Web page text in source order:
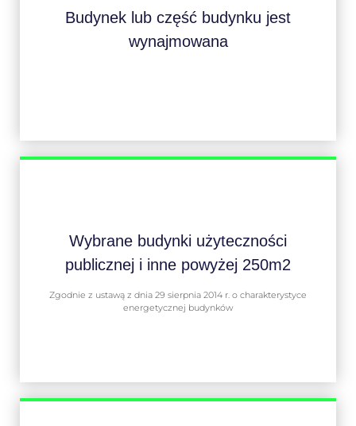
Budynek lub część budynku jest
wynajmowana
Wybrane budynki użyteczności
publicznej i inne powyżej 250m2
Zgodnie z ustawą z dnia 29 sierpnia 2014 r. o charakterystyce
energetycznej budynków